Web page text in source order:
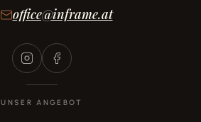
office@inframe.at
UNSER ANGEBOT